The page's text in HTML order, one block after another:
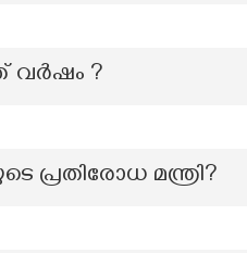
വർഷം ?
പ്രതിരോധ മന്ത്രി?